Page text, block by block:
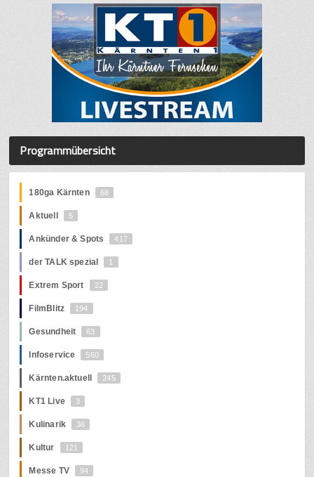
Programmübersicht
180ga Kärnten 68
Aktuell 5
Ankünder & Spots 417
der TALK spezial 1
Extrem Sport 22
FilmBlitz 194
Gesundheit 63
Infoservice 560
Kärnten.aktuell 245
KT1 Live 3
Kulinarik 36
Kultur 121
Messe TV 94